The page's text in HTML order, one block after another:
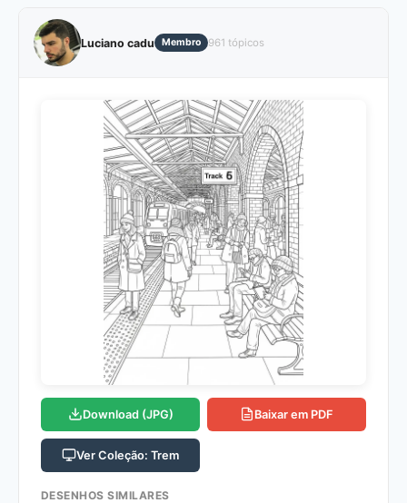
Luciano cadu Membro 961 tópicos
Download (JPG) Baixar em PDF
Ver Coleção: Trem
DESENHOS SIMILARES